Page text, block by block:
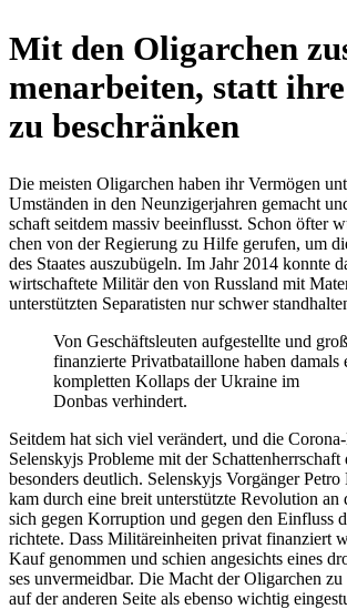
Mit den Olig­ar­chen
men­ar­bei­ten, statt
zu beschränken
Die meisten Olig­ar­chen haben ihr Ver­mö­gen
Umstän­den in den Neun­zi­ger­jah­ren gemacht
schaft seitdem massiv beein­flusst. Schon öfter
chen von der Regie­rung zu Hilfe gerufen, um
des Staates aus­zu­bü­geln. Im Jahr 2014 konnte
wirt­schaf­tete Militär den von Russ­land mit
unter­stütz­ten Sepa­ra­tis­ten nur schwer
Von Geschäfts­leu­ten auf­ge­stellte und
finan­zierte Pri­vat­ba­tail­lone haben damals
kom­plet­ten Kollaps der Ukraine im
Donbas verhindert.
Seitdem hat sich viel ver­än­dert, und die
Selen­skyjs Pro­bleme mit der Schat­ten­herr­schaft
beson­ders deut­lich. Selen­skyjs Vor­gän­ger Petro
kam durch eine breit unter­stützte Revo­lu­tion an
sich gegen Kor­rup­tion und gegen den Ein­fluss
rich­tete. Dass Mili­tär­ein­hei­ten privat finan­ziert
Kauf genom­men und schien ange­sichts eines
ses unver­meid­bar. Die Macht der Olig­ar­chen
auf der anderen Seite als ebenso wichtig